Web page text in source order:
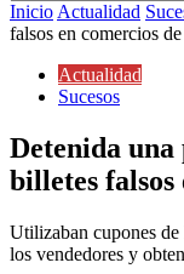
InicioActualidad
falsos en comercios
Actualidad
Sucesos
Detenida
billetes falsos
Utilizaban cupones
los vendedores y